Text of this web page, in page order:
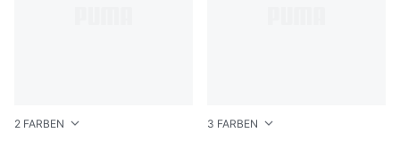
2 FARBEN 3 FARBEN